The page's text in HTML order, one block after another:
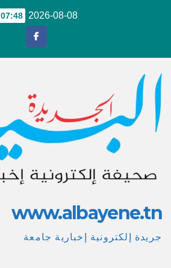
2026-08-08
07:48
www.albayene.tn
جريدة إلكترونية إخبارية جامعة